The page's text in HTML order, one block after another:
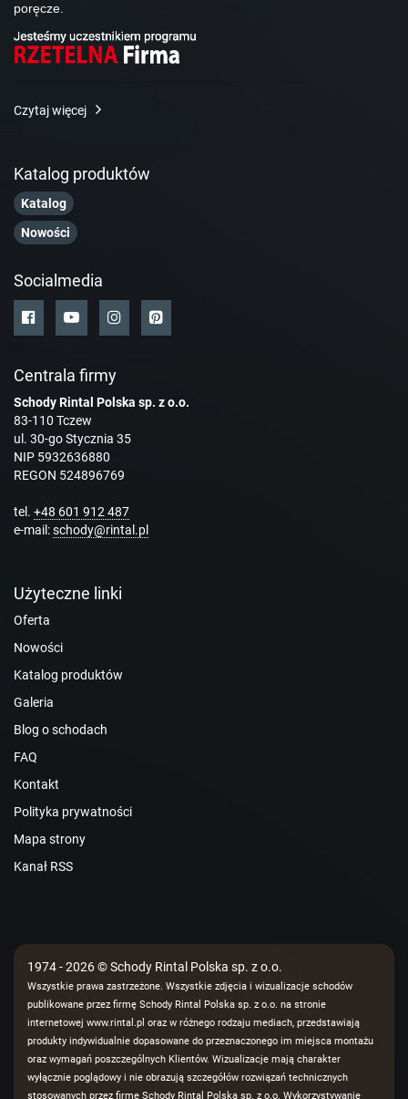
poręcze.
Czytaj więcej
Katalog produktów
Katalog
Nowości
Socialmedia
Centrala firmy
Schody Rintal Polska sp. z o.o.
83-110 Tczew
ul. 30-go Stycznia 35
NIP 5932636880
REGON 524896769
tel. +48 601 912 487
e-mail:schody@rintal.pl
Użyteczne linki
Oferta
Nowości
Katalog produktów
Galeria
Blog o schodach
FAQ
Kontakt
Polityka prywatności
Mapa strony
Kanał RSS
1974 - 2026 © Schody Rintal Polska sp. z o.o.
Wszystkie prawa zastrzeżone. Wszystkie zdjęcia i wizualizacje schodów
publikowane przez firmę Schody Rintal Polska sp. z o.o. na stronie
internetowej www.rintal.pl oraz w różnego rodzaju mediach, przedstawiają
produkty indywidualnie dopasowane do przeznaczonego im miejsca montażu
oraz wymagań poszczególnych Klientów. Wizualizacje mają charakter
wyłącznie poglądowy i nie obrazują szczegółów rozwiązań technicznych
stosowanych przez firmę Schody Rintal Polska sp. z o.o. Wykorzystywanie